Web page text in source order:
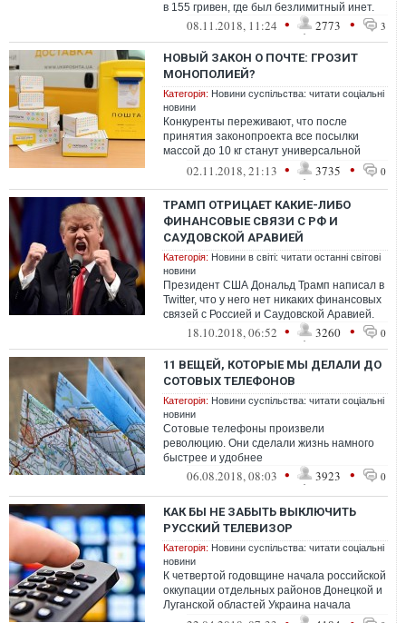
в 155 гривен, где был безлимитный инет.
08.11.2018, 11:24 • 2773 • 3
НОВЫЙ ЗАКОН О ПОЧТЕ: ГРОЗИТ
МОНОПОЛИЕЙ?
Категорія: Новини суспільства: читати соціальні
новини
Конкуренты переживают, что после
принятия законопроекта все посылки
массой до 10 кг станут универсальной
почтовой услугой. Но это не так.
02.11.2018, 21:13 • 3735 • 0
ТРАМП ОТРИЦАЕТ КАКИЕ-ЛИБО
ФИНАНСОВЫЕ СВЯЗИ С РФ И
САУДОВСКОЙ АРАВИЕЙ
Категорія: Новини в світі: читати останні світові
новини
Президент США Дональд Трамп написал в
Twitter, что у него нет никаких финансовых
связей с Россией и Саудовской Аравией.
18.10.2018, 06:52 • 3260 • 0
11 ВЕЩЕЙ, КОТОРЫЕ МЫ ДЕЛАЛИ ДО
СОТОВЫХ ТЕЛЕФОНОВ
Категорія: Новини суспільства: читати соціальні
новини
Сотовые телефоны произвели
революцию. Они сделали жизнь намного
быстрее и удобнее
06.08.2018, 08:03 • 3923 • 0
КАК БЫ НЕ ЗАБЫТЬ ВЫКЛЮЧИТЬ
РУССКИЙ ТЕЛЕВИЗОР
Категорія: Новини суспільства: читати соціальні
новини
К четвертой годовщине начала российской
оккупации отдельных районов Донецкой и
Луганской областей Украина начала
глушить телевизионный сигнал, идущий ...